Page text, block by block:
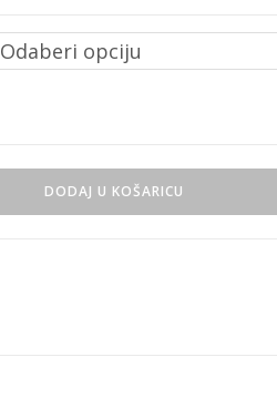
Odaberi opciju
DODAJ U KOŠARICU